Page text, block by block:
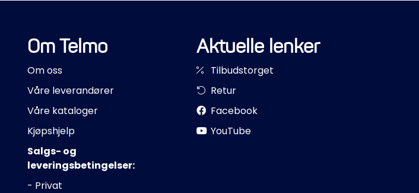
Om Telmo
Om oss
Våre leverandører
Våre kataloger
Kjøpshjelp
Salgs- og
leveringsbetingelser:
- Privat
Aktuelle lenker
Tilbudstorget
Retur
Facebook
YouTube